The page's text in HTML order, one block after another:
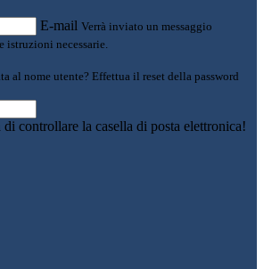
E-mail Verrà inviato un messaggio
necessarie.
al nome utente? Effettua il reset della password
controllare la casella di posta elettronica!